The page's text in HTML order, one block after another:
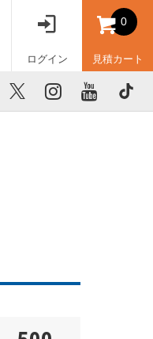
ログイン
0
見積カート
X instagram youtube TikTok